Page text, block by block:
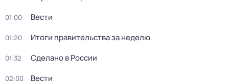
01:00 Вести
01:20 Итоги правительства за неделю
01:32 Сделано в России
02:00 Вести